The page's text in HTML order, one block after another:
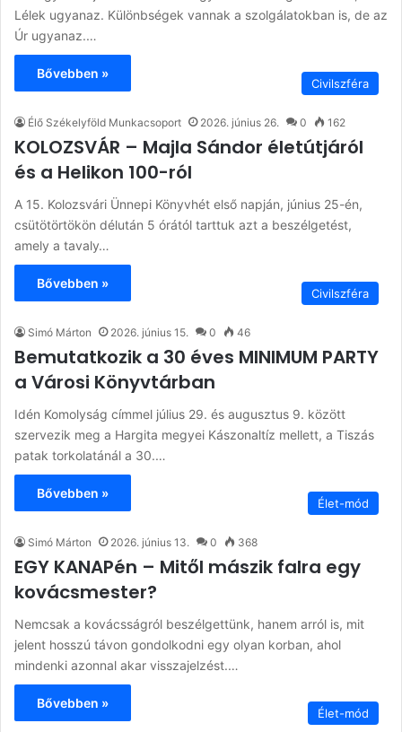
Lélek ugyanaz. Különbségek vannak a szolgálatokban is, de az
Úr ugyanaz.…
Bővebben »
Civilszféra
Élő Székelyföld Munkacsoport 2026. június 26. 0 162
KOLOZSVÁR – Majla Sándor életútjáról
és a Helikon 100-ról
A 15. Kolozsvári Ünnepi Könyvhét első napján, június 25-én,
csütötörtökön délután 5 órától tarttuk azt a beszélgetést,
amely a tavaly…
Bővebben »
Civilszféra
Simó Márton 2026. június 15. 0 46
Bemutatkozik a 30 éves MINIMUM PARTY
a Városi Könyvtárban
Idén Komolyság címmel július 29. és augusztus 9. között
szervezik meg a Hargita megyei Kászonaltíz mellett, a Tiszás
patak torkolatánál a 30.…
Bővebben »
Élet-mód
Simó Márton 2026. június 13. 0 368
EGY KANAPén – Mitől mászik falra egy
kovácsmester?
Nemcsak a kovácsságról beszélgettünk, hanem arról is, mit
jelent hosszú távon gondolkodni egy olyan korban, ahol
mindenki azonnal akar visszajelzést.…
Bővebben »
Élet-mód